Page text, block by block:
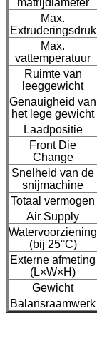
Max.
Extruderingsdruk
Max.
vattemperatuur
Ruimte van
leeggewicht
Genauigheid van
het lege gewicht
Laadpositie
Front Die
Change
Snelheid van de
snijmachine
Totaal vermogen
Air Supply
Watervoorziening
(bij 25°C)
Externe afmeting
(L×W×H)
Gewicht
Balansraamwerk